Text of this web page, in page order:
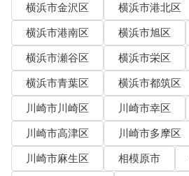
横浜市金沢区
横浜市港北区
横浜市港南区
横浜市旭区
横浜市瀬谷区
横浜市栄区
横浜市青葉区
横浜市都筑区
川崎市川崎区
川崎市幸区
川崎市高津区
川崎市多摩区
川崎市麻生区
相模原市